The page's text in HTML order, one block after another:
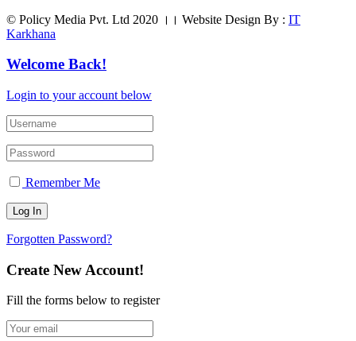
© Policy Media Pvt. Ltd 2020 ।। Website Design By : IT
Karkhana
Welcome Back!
Login to your account below
Remember Me
Forgotten Password?
Create New Account!
Fill the forms below to register